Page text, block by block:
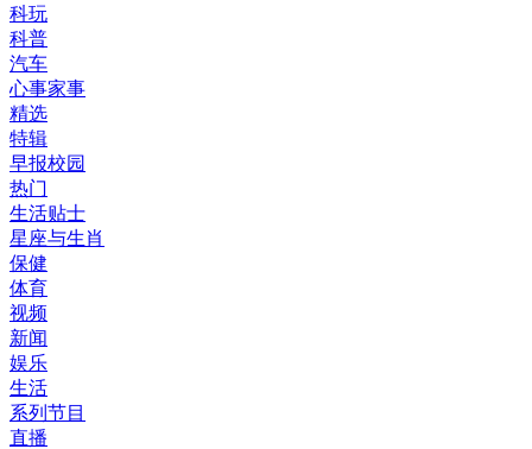
科玩
科普
汽车
心事家事
精选
特辑
早报校园
热门
生活贴士
星座与生肖
保健
体育
视频
新闻
娱乐
生活
系列节目
直播